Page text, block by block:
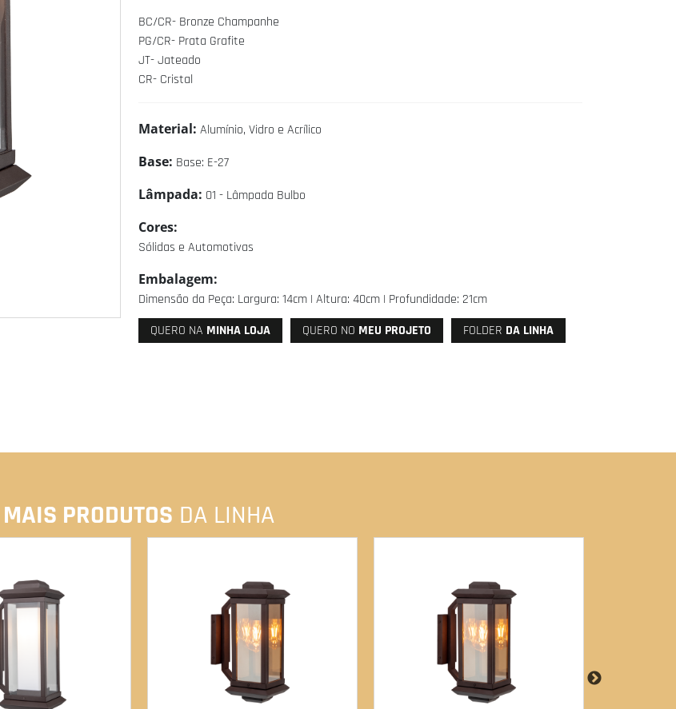
BC/CR- Bronze Champanhe
PG/CR- Prata Grafite
JT- Jateado
CR- Cristal
Material: Alumínio, Vidro e Acrílico
Base: Base: E-27
Lâmpada: 01 - Lâmpada Bulbo
Cores:
Sólidas e Automotivas
Embalagem:
Dimensão da Peça: Largura: 14cm | Altura: 40cm | Profundidade: 21cm
QUERO NA MINHA LOJA QUERO NO MEU PROJETO FOLDER DA LINHA
MAIS PRODUTOS DA LINHA